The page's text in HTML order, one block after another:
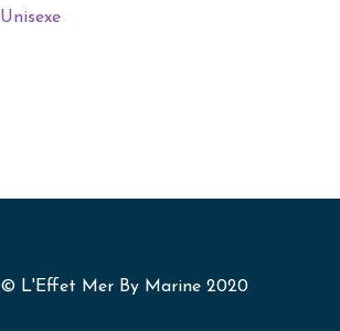
Unisexe
© L'Effet Mer By Marine 2020